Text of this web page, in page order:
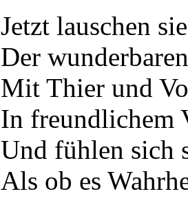
Jetzt lauschen
Der
Mit Thier und
In freundlichem
Und fühlen sich
Als ob es